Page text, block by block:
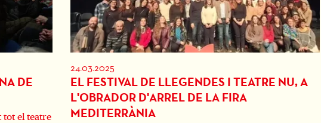
DE
tot el teatre
24.03.2025
EL FESTIVAL DE LLEGENDES I TEATRE NU, A
L'OBRADOR D'ARREL DE LA FIRA
MEDITERRÀNIA